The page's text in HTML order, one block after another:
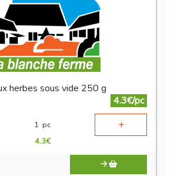
herbes sous vide 250 g
4.3€/pc
1 pc +
4.3€